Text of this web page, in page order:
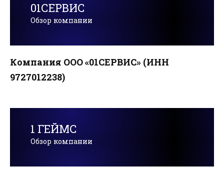
01СЕРВИС
Обзор компании
Компания ООО «01СЕРВИС» (ИНН
9727012238)
1 ГЕЙМС
Обзор компании